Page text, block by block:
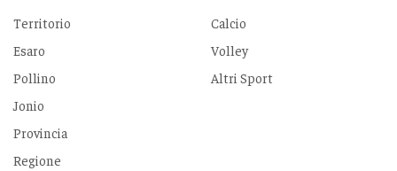
Territorio
Esaro
Pollino
Jonio
Provincia
Regione
Calcio
Volley
Altri Sport